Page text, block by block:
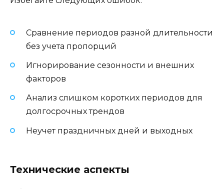
Сравнение периодов разной длительности
без учета пропорций
Игнорирование сезонности и внешних
факторов
Анализ слишком коротких периодов для
долгосрочных трендов
Неучет праздничных дней и выходных
Технические аспекты